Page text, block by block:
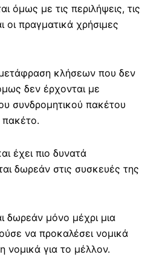
όμως με τις περιλήψεις, τις
οι πραγματικά χρήσιμες
κλήσεων που δεν
δεν έρχονται με
συνδρομητικού πακέτου
πακέτο.
έχει πιο δυνατά
δωρεάν στις συσκευές της
δωρεάν μόνο μέχρι μια
να προκαλέσει νομικά
νομικά για το μέλλον.